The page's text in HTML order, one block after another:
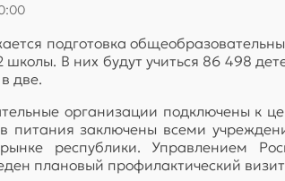
подготовка
школы. В них будут учиться 86 498
две.
организации подключены к
питания заключены всеми
рынке республики. Управлением
плановый профилактический